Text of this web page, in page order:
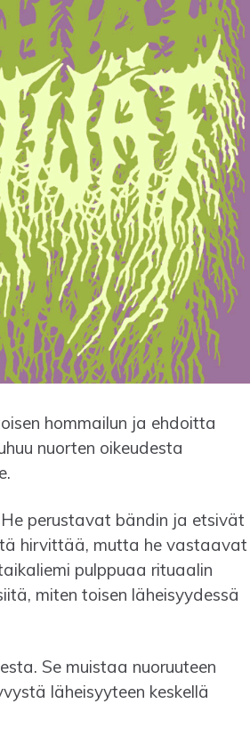
hommailun ja ehdoitta
nuorten oikeudesta
perustavat bändin ja etsivät
hirvittää, mutta he vastaavat
pulppuaa rituaalin
miten toisen läheisyydessä
Se muistaa nuoruuteen
läheisyyteen keskellä